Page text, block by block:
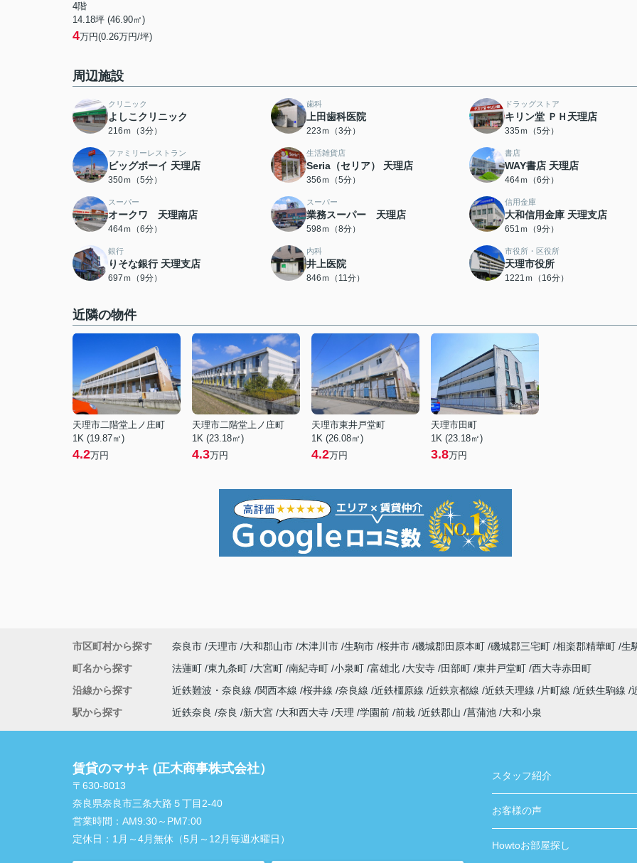
4階
14.18坪 (46.90㎡)
4万円(0.26万円/坪)
周辺施設
クリニック
よしこクリニック
216ｍ（3分）
歯科
上田歯科医院
223ｍ（3分）
ドラッグストア
キリン堂 ＰＨ天理店
335ｍ（5分）
ファミリーレストラン
ビッグボーイ 天理店
350ｍ（5分）
生活雑貨店
Seria（セリア） 天理店
356ｍ（5分）
書店
WAY書店 天理店
464ｍ（6分）
スーパー
オークワ 天理南店
464ｍ（6分）
スーパー
業務スーパー 天理店
598ｍ（8分）
信用金庫
大和信用金庫 天理支店
651ｍ（9分）
銀行
りそな銀行 天理支店
697ｍ（9分）
内科
井上医院
846ｍ（11分）
市役所・区役所
天理市役所
1221ｍ（16分）
近隣の物件
天理市二階堂上ノ庄町
1K (19.87㎡)
4.2万円
天理市二階堂上ノ庄町
1K (23.18㎡)
4.3万円
天理市東井戸堂町
1K (26.08㎡)
4.2万円
天理市田町
1K (23.18㎡)
3.8万円
市区町村から探す 奈良市 天理市 大和郡山市 木津川市 生駒市 桜井市 磯城郡田原本町 磯城郡三宅町 相楽郡精華町 生
町名から探す
法蓮町 東九条町 大宮町 南紀寺町 小泉町 富雄北 大安寺 田部町 東井戸堂町 西大寺赤田町
沿線から探す
近鉄難波・奈良線 関西本線 桜井線 奈良線 近鉄橿原線 近鉄京都線 近鉄天理線 片町線 近鉄生駒線
駅から探す
近鉄奈良 奈良 新大宮 大和西大寺 天理 学園前 前栽 近鉄郡山 菖蒲池 大和小泉
賃貸のマサキ (正木商事株式会社）
〒630-8013
奈良県奈良市三条大路５丁目2-40
営業時間： AM9:30～PM7:00
定休日： 1月～4月無休（5月～12月毎週水曜日）
スタッフ紹介
お客様の声
Howtoお部屋探し